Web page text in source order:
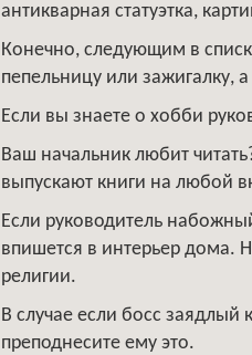
антикварная статуэтка,
Конечно, следующим в
пепельницу или зажигалку,
Если вы знаете о хобби
Ваш начальник любит
выпускают книги на любой
Если руководитель
впишется в интерьер дома.
религии.
В случае если босс заядлый
преподнесите ему это.